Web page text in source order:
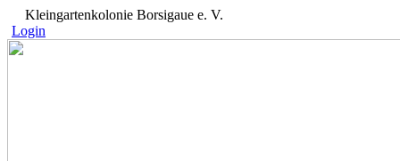
Kleingartenkolonie Borsigaue e. V.
Login